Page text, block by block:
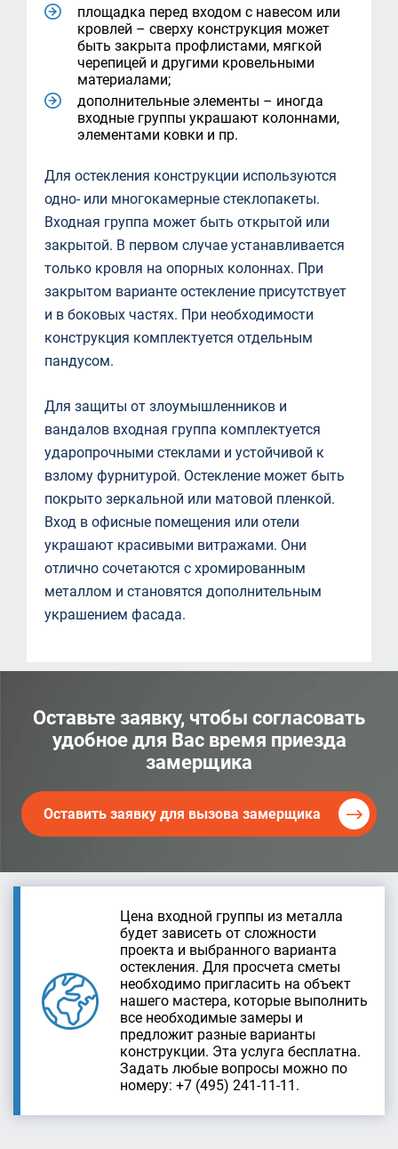
площадка перед входом с навесом или
кровлей – сверху конструкция может
быть закрыта профлистами, мягкой
черепицей и другими кровельными
материалами;
дополнительные элементы – иногда
входные группы украшают колоннами,
элементами ковки и пр.
Для остекления конструкции используются
одно- или многокамерные стеклопакеты.
Входная группа может быть открытой или
закрытой. В первом случае устанавливается
только кровля на опорных колоннах. При
закрытом варианте остекление присутствует
и в боковых частях. При необходимости
конструкция комплектуется отдельным
пандусом.
Для защиты от злоумышленников и
вандалов входная группа комплектуется
ударопрочными стеклами и устойчивой к
взлому фурнитурой. Остекление может быть
покрыто зеркальной или матовой пленкой.
Вход в офисные помещения или отели
украшают красивыми витражами. Они
отлично сочетаются с хромированным
металлом и становятся дополнительным
украшением фасада.
Оставьте заявку, чтобы согласовать
удобное для Вас время приезда
замерщика
Оставить заявку для вызова замерщика
Цена входной группы из металла
будет зависеть от сложности
проекта и выбранного варианта
остекления. Для просчета сметы
необходимо пригласить на объект
нашего мастера, которые выполнить
все необходимые замеры и
предложит разные варианты
конструкции. Эта услуга бесплатна.
Задать любые вопросы можно по
номеру: +7 (495) 241-11-11.